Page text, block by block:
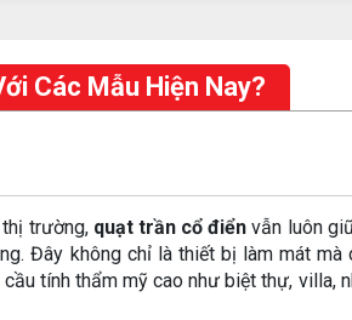
Các Mẫu Hiện Nay?
trường, quạt trần cổ điển vẫn luôn
Đây không chỉ là thiết bị làm mát mà
tính thẩm mỹ cao như biệt thự, villa,